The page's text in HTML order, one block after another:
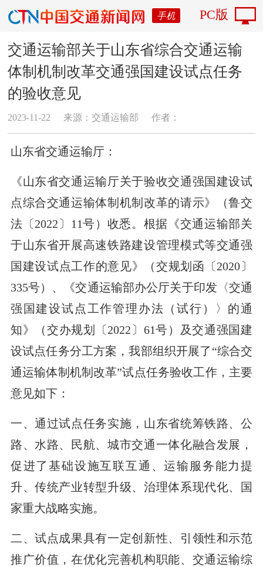
手机 PC版
交通运输部关于山东省综合交通运输
体制机制改革交通强国建设试点任务
的验收意见
2023-11-22 来源：交通运输部 作者：
山东省交通运输厅：
《山东省交通运输厅关于验收交通强国建设试
点综合交通运输体制机制改革的请示》（鲁交
法〔2022〕11号）收悉。根据《交通运输部关
于山东省开展高速铁路建设管理模式等交通强
国建设试点工作的意见》（交规划函〔2020〕
335号）、《交通运输部办公厅关于印发〈交通
强国建设试点工作管理办法（试行）〉的通
知》（交办规划〔2022〕61号）及交通强国建
设试点任务分工方案，我部组织开展了“综合交
通运输体制机制改革”试点任务验收工作，主要
意见如下：
一、通过试点任务实施，山东省统筹铁路、公
路、水路、民航、城市交通一体化融合发展，
促进了基础设施互联互通、运输服务能力提
升、传统产业转型升级、治理体系现代化、国
家重大战略实施。
二、试点成果具有一定创新性、引领性和示范
推广价值，在优化完善机构职能、交通运输综